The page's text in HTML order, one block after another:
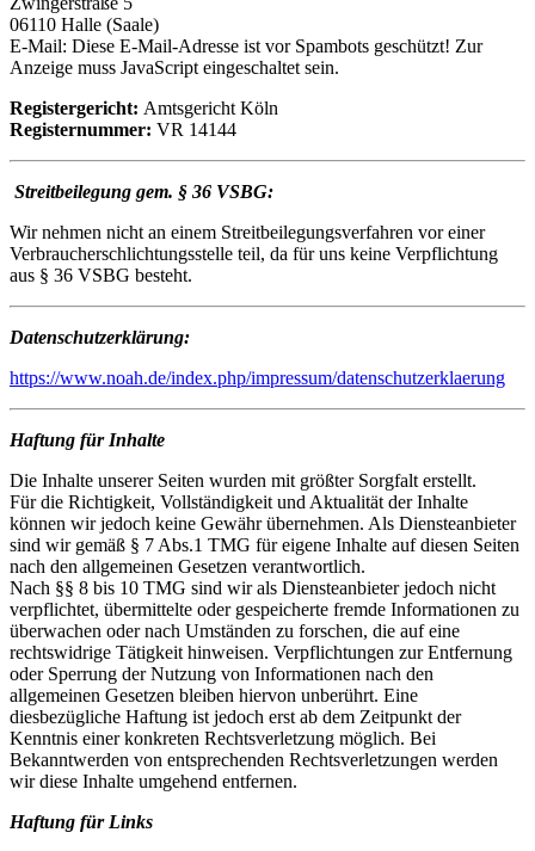
06110 Halle (Saale)
E-Mail: Diese E-Mail-Adresse ist vor Spambots geschützt! Zur
Anzeige muss JavaScript eingeschaltet sein.
Registergericht: Amtsgericht Köln
Registernummer: VR 14144
Streitbeilegung gem. § 36 VSBG:
Wir nehmen nicht an einem Streitbeilegungsverfahren vor einer
Verbraucherschlichtungsstelle teil, da für uns keine Verpflichtung
aus § 36 VSBG besteht.
Datenschutzerklärung:
https://www.noah.de/index.php/impressum/datenschutzerklaerung
Haftung für Inhalte
Die Inhalte unserer Seiten wurden mit größter Sorgfalt erstellt.
Für die Richtigkeit, Vollständigkeit und Aktualität der Inhalte
können wir jedoch keine Gewähr übernehmen. Als Diensteanbieter
sind wir gemäß § 7 Abs.1 TMG für eigene Inhalte auf diesen Seiten
nach den allgemeinen Gesetzen verantwortlich.
Nach §§ 8 bis 10 TMG sind wir als Diensteanbieter jedoch nicht
verpflichtet, übermittelte oder gespeicherte fremde Informationen zu
überwachen oder nach Umständen zu forschen, die auf eine
rechtswidrige Tätigkeit hinweisen. Verpflichtungen zur Entfernung
oder Sperrung der Nutzung von Informationen nach den
allgemeinen Gesetzen bleiben hiervon unberührt. Eine
diesbezügliche Haftung ist jedoch erst ab dem Zeitpunkt der
Kenntnis einer konkreten Rechtsverletzung möglich. Bei
Bekanntwerden von entsprechenden Rechtsverletzungen werden
wir diese Inhalte umgehend entfernen.
Haftung für Links